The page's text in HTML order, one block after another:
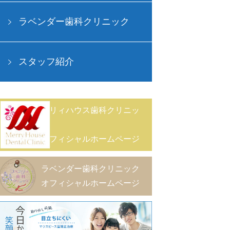
ラベンダー歯科クリニック
スタッフ紹介
メリィハウス歯科クリニッ
オフィシャルホームページ
ラベンダー歯科クリニック
オフィシャルホームページ